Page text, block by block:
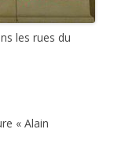
les rues du
« Alain